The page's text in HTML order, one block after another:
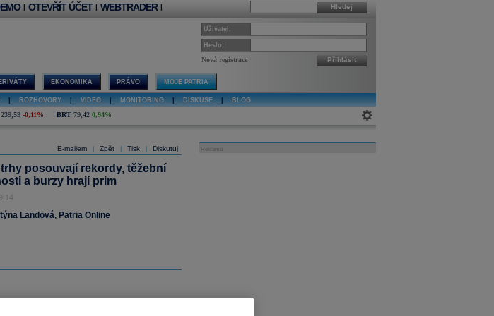
Hledej
| OTEVŘÍT ÚČET | WEBTRADER |
Uživatel:
Heslo:
Nová registrace Přihlásit
EKONOMIKA PRÁVO MOJE PATRIA
ROZHOVORY VIDEO MONITORING DISKUSE BLOG
-0,11% BRT 79,42 0,94%
E-mailem Zpět Tisk Diskutuj
posouvají rekordy, těžební
a burzy hrají prim
Landová, Patria Online
Reklama